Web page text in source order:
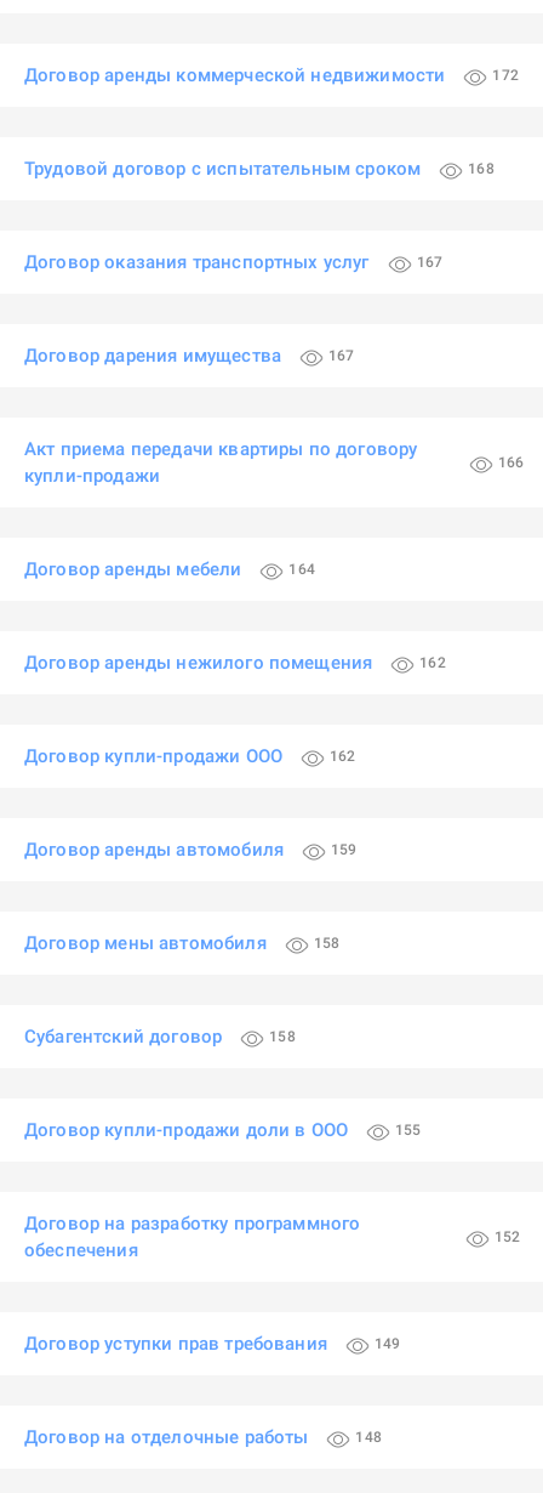
Договор аренды коммерческой недвижимости 172
Трудовой договор с испытательным сроком 168
Договор оказания транспортных услуг 167
Договор дарения имущества 167
Акт приема передачи квартиры по договору
купли-продажи
166
Договор аренды мебели 164
Договор аренды нежилого помещения 162
Договор купли-продажи ООО 162
Договор аренды автомобиля 159
Договор мены автомобиля 158
Субагентский договор 158
Договор купли-продажи доли в ООО 155
Договор на разработку программного
обеспечения
152
Договор уступки прав требования 149
Договор на отделочные работы 148